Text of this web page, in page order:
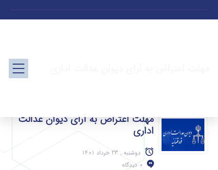
مهلت اعتراض به آرای دیوان عدالت
اداری
دوشنبه , 23 خرداد 1401
0 دیدگاه